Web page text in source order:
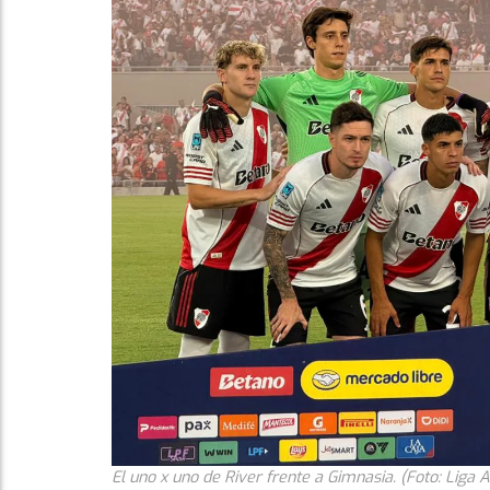
El uno x uno de River frente a Gimnasia. (Foto: Liga